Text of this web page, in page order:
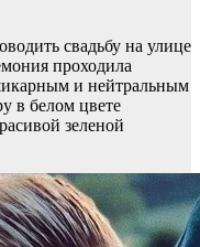
свадьбу на улице
проходила
и нейтральным
в белом цвете
зеленой